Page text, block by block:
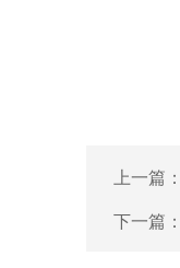
上一篇
下一篇